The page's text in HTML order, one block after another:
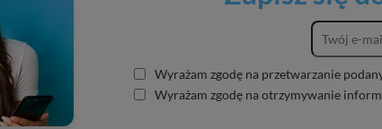
Wyrażam zgodę na przetwarzanie
Wyrażam zgodę na otrzymywanie